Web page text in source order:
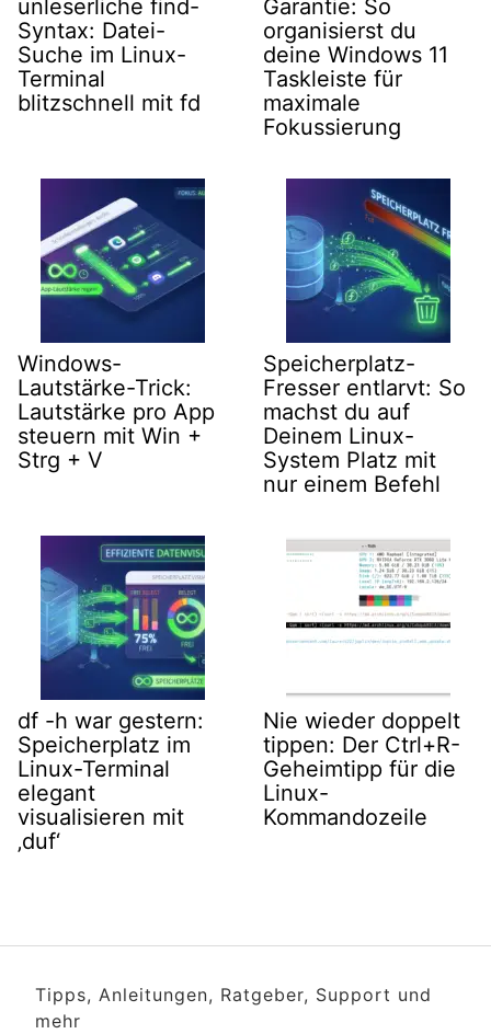
unleserliche find-
Syntax: Datei-
Suche im Linux-
Terminal
blitzschnell mit fd
Garantie: So
organisierst du
deine Windows 11
Taskleiste für
maximale
Fokussierung
Windows-
Lautstärke-Trick:
Lautstärke pro App
steuern mit Win +
Strg + V
Speicherplatz-
Fresser entlarvt: So
machst du auf
Deinem Linux-
System Platz mit
nur einem Befehl
df -h war gestern:
Speicherplatz im
Linux-Terminal
elegant
visualisieren mit
‚duf‘
Nie wieder doppelt
tippen: Der Ctrl+R-
Geheimtipp für die
Linux-
Kommandozeile
Tipps, Anleitungen, Ratgeber, Support und
mehr